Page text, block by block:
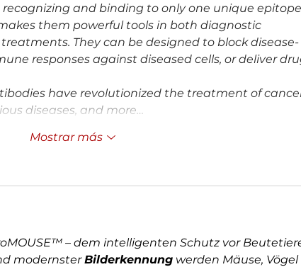
and binding to only one unique epitope
them powerful tools in both diagnostic
They can be designed to block disease-
responses against diseased cells, or deliver
have revolutionized the treatment of
diseases, and more…
Mostrar más
– dem intelligenten Schutz vor
modernster Bilderkennung werden Mäuse, Vögel